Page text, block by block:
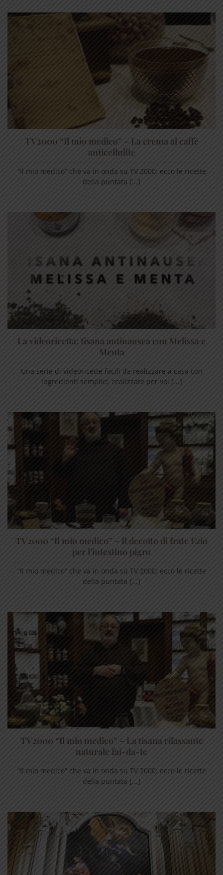
TV2000 “Il mio medico” – La crema al caffè
anticellulite
“Il mio medico” che va in onda su TV 2000: ecco le ricette
della puntata [...]
La videoricetta: tisana antinausea con Melissa e
Menta
Una serie di videoricette facili da realizzare a casa con
ingredienti semplici, realizzate per voi [...]
TV2000 “Il mio medico” – Il decotto di frate Ezio
per l’intestino pigro
“Il mio medico” che va in onda su TV 2000: ecco le ricette
della puntata [...]
TV2000 “Il mio medico” – La tisana rilassante
naturale fai-da-te
“Il mio medico” che va in onda su TV 2000: ecco le ricette
della puntata [...]